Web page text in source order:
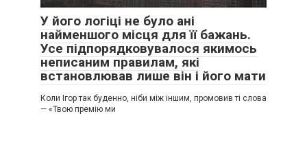
У його логіці не було ані
найменшого місця для її бажань.
Усе підпорядковувалося якимось
неписаним правилам, які
встановлював лише він і його мати
Коли Ігор так буденно, ніби між іншим, промовив ті слова
— «Твою премію ми